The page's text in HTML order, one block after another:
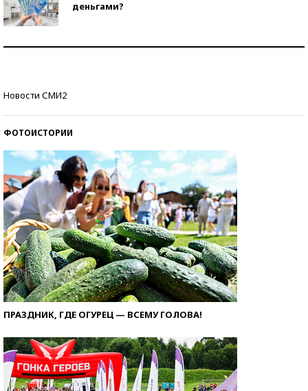
деньгами?
Новости СМИ2
ФОТОИСТОРИИ
ПРАЗДНИК, ГДЕ ОГУРЕЦ — ВСЕМУ ГОЛОВА!